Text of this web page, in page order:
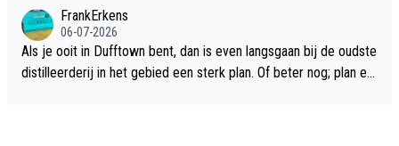
FrankErkens
06-07-2026
Als je ooit in Dufftown bent, dan is even langsgaan bij de oudste
distilleerderij in het gebied een sterk plan. Of beter nog; plan ee